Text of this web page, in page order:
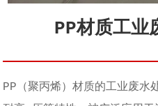
PP材质工业
PP（聚丙烯）材质的工业废水